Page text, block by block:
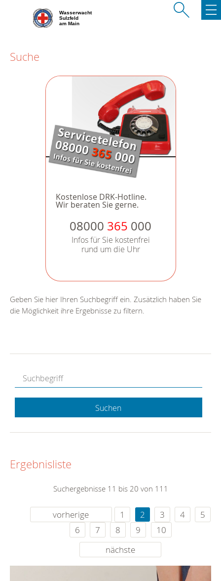
Wasserwacht
Sulzfeld
am Main
Suche
Kostenlose DRK-Hotline.
Wir beraten Sie gerne.
08000 365 000
Infos für Sie kostenfrei
rund um die Uhr
Geben Sie hier Ihren Suchbegriff ein. Zusätzlich haben Sie
die Möglichkeit ihre Ergebnisse zu filtern.
Suchen
Ergebnisliste
Suchergebnisse 11 bis 20 von 111
vorherige 1 2 3 4
5
6
7 8 9
10
nächste